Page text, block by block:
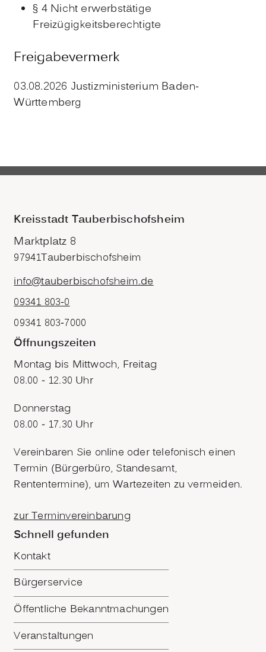
§ 4 Nicht erwerbstätige
Freizügigkeitsberechtigte
Freigabevermerk
03.08.2026 Justizministerium Baden-
Württemberg
Kreisstadt Tauberbischofsheim
Marktplatz 8
97941Tauberbischofsheim
info@tauberbischofsheim.de
09341 803-0
09341 803-7000
Öffnungszeiten
Montag bis Mittwoch, Freitag
08.00 - 12.30 Uhr
Donnerstag
08.00 - 17.30 Uhr
Vereinbaren Sie online oder telefonisch einen
Termin (Bürgerbüro, Standesamt,
Rententermine), um Wartezeiten zu vermeiden.
zur Terminvereinbarung
Schnell gefunden
Kontakt
Bürgerservice
Öffentliche Bekanntmachungen
Veranstaltungen